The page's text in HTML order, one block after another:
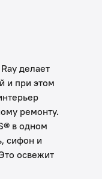
делает
и при этом
ремонту.
в одном
сифон и
освежит